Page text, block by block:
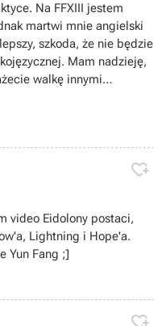
Na FFXIII jestem
martwi mnie angielski
szkoda, że nie będzie
Mam nadzieję,
walkę innymi

video Eidolony postaci,
Lightning i Hope'a.
Yun Fang ;]